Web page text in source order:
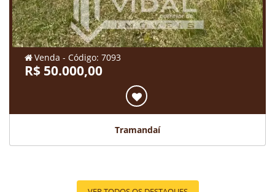
Venda - Código: 7093
R$ 50.000,00
Tramandaí